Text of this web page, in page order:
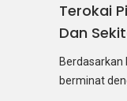
Terokai
Dan
berminat